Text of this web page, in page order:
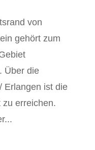
von
gehört zum
Über die
Erlangen ist die
zu erreichen.